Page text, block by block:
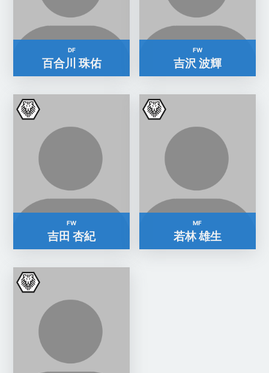
DF
百合川 珠佑
FW
吉沢 波輝
FW
吉田 杏紀
MF
若林 雄生